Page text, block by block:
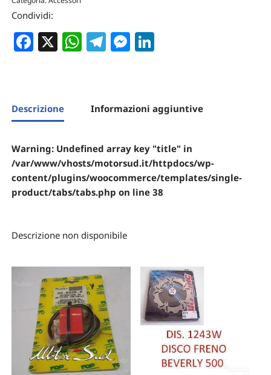
Condividi:
Facebook
X WhatsApp
Telegram
Messenger
Descrizione Informazioni aggiuntive
Warning: Undefined array key "title" in
/var/www/vhosts/motorsud.it/httpdocs/wp-
content/plugins/woocommerce/templates/single-
product/tabs/tabs.php on line38
Descrizione non disponibile